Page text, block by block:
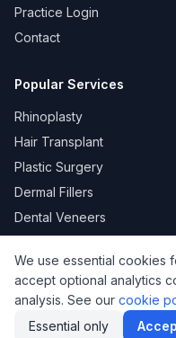
Practice Login
Contact
Popular Services
Rhinoplasty
Hair Transplant
Plastic Surgery
Dermal Fillers
Dental Veneers
Privacy
© 2026
We use essential cookies
accept optional analytics
analysis. See our cookie
Essential only